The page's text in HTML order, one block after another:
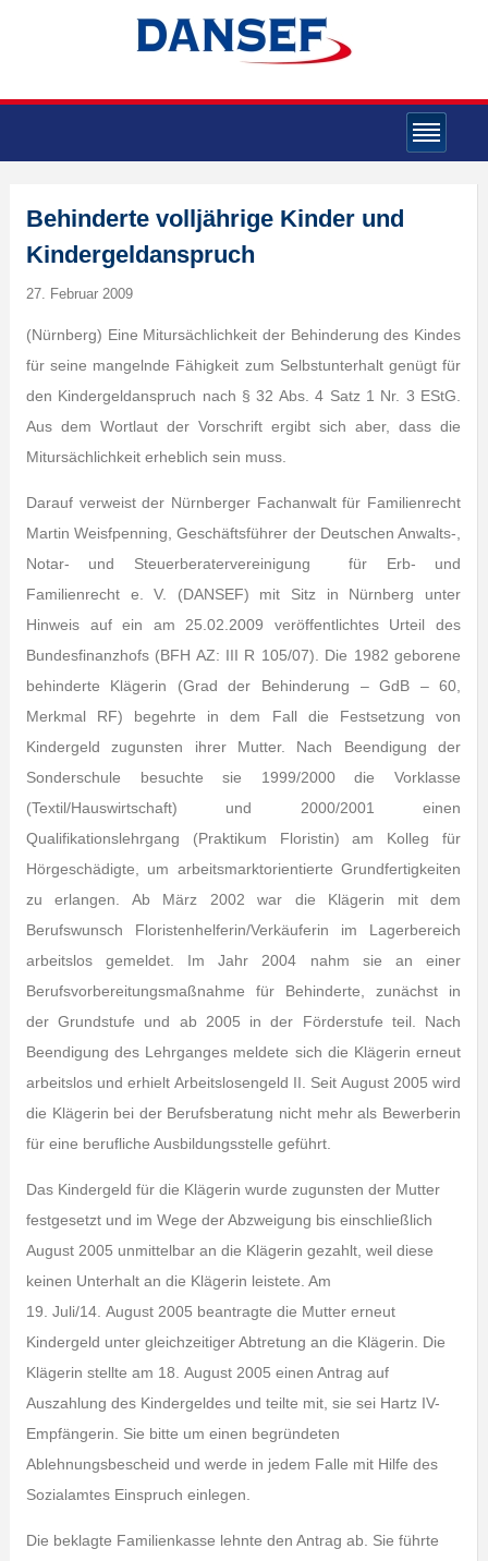
Behinderte volljährige Kinder und
Kindergeldanspruch
27. Februar 2009
(Nürnberg) Eine Mitursächlichkeit der Behinderung des Kindes
für seine mangelnde Fähigkeit zum Selbstunterhalt genügt für
den Kindergeldanspruch nach § 32 Abs. 4 Satz 1 Nr. 3 EStG.
Aus dem Wortlaut der Vorschrift ergibt sich aber, dass die
Mitursächlichkeit erheblich sein muss.
Darauf verweist der Nürnberger Fachanwalt für Familienrecht
Martin Weisfpenning, Geschäftsführer der Deutschen Anwalts-,
Notar- und Steuerberatervereinigung für Erb- und
Familienrecht e. V. (DANSEF) mit Sitz in Nürnberg unter
Hinweis auf ein am 25.02.2009 veröffentlichtes Urteil des
Bundesfinanzhofs (BFH AZ: III R 105/07). Die 1982 geborene
behinderte Klägerin (Grad der Behinderung – GdB – 60,
Merkmal RF) begehrte in dem Fall die Festsetzung von
Kindergeld zugunsten ihrer Mutter. Nach Beendigung der
Sonderschule besuchte sie 1999/2000 die Vorklasse
(Textil/Hauswirtschaft) und 2000/2001 einen
Qualifikationslehrgang (Praktikum Floristin) am Kolleg für
Hörgeschädigte, um arbeitsmarktorientierte Grundfertigkeiten
zu erlangen. Ab März 2002 war die Klägerin mit dem
Berufswunsch Floristenhelferin/Verkäuferin im Lagerbereich
arbeitslos gemeldet. Im Jahr 2004 nahm sie an einer
Berufsvorbereitungsmaßnahme für Behinderte, zunächst in
der Grundstufe und ab 2005 in der Förderstufe teil. Nach
Beendigung des Lehrganges meldete sich die Klägerin erneut
arbeitslos und erhielt Arbeitslosengeld II. Seit August 2005 wird
die Klägerin bei der Berufsberatung nicht mehr als Bewerberin
für eine berufliche Ausbildungsstelle geführt.
Das Kindergeld für die Klägerin wurde zugunsten der Mutter
festgesetzt und im Wege der Abzweigung bis einschließlich
August 2005 unmittelbar an die Klägerin gezahlt, weil diese
keinen Unterhalt an die Klägerin leistete. Am
19. Juli/14. August 2005 beantragte die Mutter erneut
Kindergeld unter gleichzeitiger Abtretung an die Klägerin. Die
Klägerin stellte am 18. August 2005 einen Antrag auf
Auszahlung des Kindergeldes und teilte mit, sie sei Hartz IV-
Empfängerin. Sie bitte um einen begründeten
Ablehnungsbescheid und werde in jedem Falle mit Hilfe des
Sozialamtes Einspruch einlegen.
Die beklagte Familienkasse lehnte den Antrag ab. Sie führte